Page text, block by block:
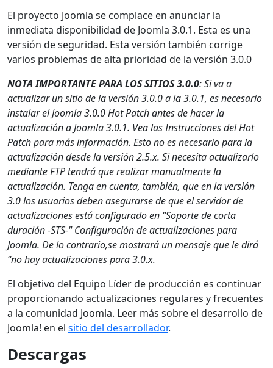
El proyecto Joomla se complace en anunciar la
inmediata disponibilidad de Joomla 3.0.1. Esta es una
versión de seguridad. Esta versión también corrige
varios problemas de alta prioridad de la versión 3.0.0
NOTA IMPORTANTE PARA LOS SITIOS 3.0.0: Si va a
actualizar un sitio de la versión 3.0.0 a la 3.0.1, es necesario
instalar el Joomla 3.0.0 Hot Patch antes de hacer la
actualización a Joomla 3.0.1. Vea las Instrucciones del Hot
Patch para más información. Esto no es necesario para la
actualización desde la versión 2.5.x. Si necesita actualizarlo
mediante FTP tendrá que realizar manualmente la
actualización. Tenga en cuenta, también, que en la versión
3.0 los usuarios deben asegurarse de que el servidor de
actualizaciones está configurado en "Soporte de corta
duración -STS-" Configuración de actualizaciones para
Joomla. De lo contrario,se mostrará un mensaje que le dirá
“no hay actualizaciones para 3.0.x.
El objetivo del Equipo Líder de producción es continuar
proporcionando actualizaciones regulares y frecuentes
a la comunidad Joomla. Leer más sobre el desarrollo de
Joomla! en el sitio del desarrollador.
Descargas